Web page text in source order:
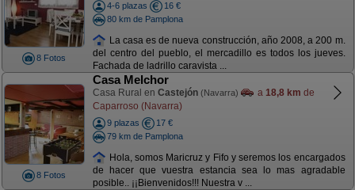
8 Fotos
4-6 plazas
16 €
80 km de Pamplona
La casa es de nueva construcción, año 2008, a 200 m.
del centro del pueblo, el mercadillo es todos los jueves.
Fachada de ladrillo caravista ...
8 Fotos
Casa Melchor
Casa Rural en Castejón (Navarra) a 18,8 km de
Caparroso (Navarra)
9 plazas
17 €
79 km de Pamplona
Hola, somos Maricruz y Fifo y seremos los encargados
de hacer que vuestra estancia sea lo mas agradable
posible.. ¡¡Bienvenidos!!! Nuestra v ...